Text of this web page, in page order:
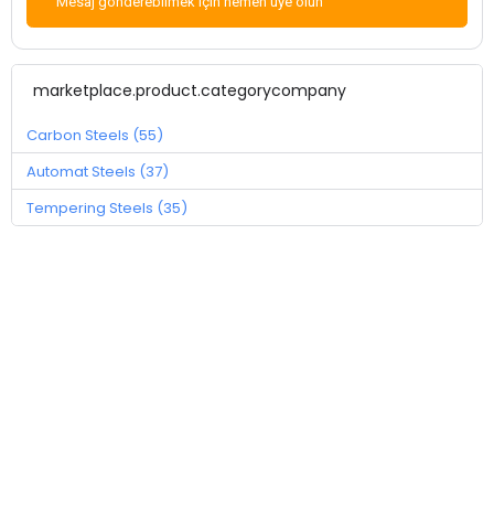
marketplace.product.categorycompany
Carbon Steels (55)
Automat Steels (37)
Tempering Steels (35)